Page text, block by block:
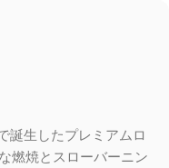
誕生したプレミアムロ
燃焼とスローバーニン